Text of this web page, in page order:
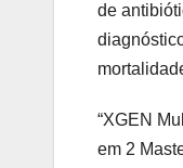
de
“XGEN
em 2